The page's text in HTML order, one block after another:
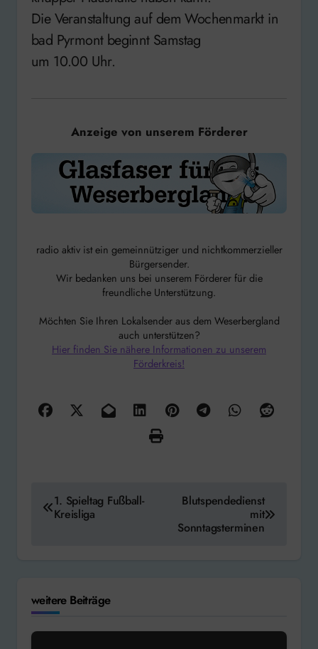
Die Veranstaltung auf dem Wochenmarkt in
bad Pyrmont beginnt Samstag
um 10.00 Uhr.
Anzeige von unserem Förderer
radio aktiv ist ein gemeinnütziger und nichtkommerzieller
Bürgersender.
Wir bedanken uns bei unserem Förderer für die
freundliche Unterstützung.
Möchten Sie Ihren Lokalsender aus dem Weserbergland
auch unterstützen?
Hier finden Sie nähere Informationen zu unserem
Förderkreis!
Beitragsnavigation
1. Spieltag Fußball-
Kreisliga
Blutspendedienst
mit
Sonntagsterminen
weitere Beiträge